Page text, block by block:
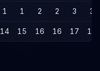
1 1 2 2 3 3
14 15 16 16 17 18